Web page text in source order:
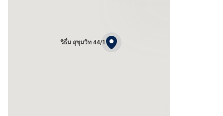
ริธึ่ม สุขุมวิท 44/1